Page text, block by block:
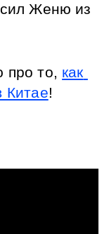
Женю из
про то, как
Китае!